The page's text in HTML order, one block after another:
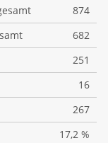
874
682
251
16
267
17,2 %